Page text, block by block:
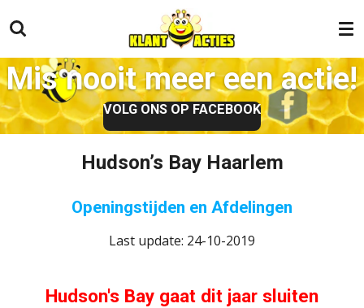
direct
naar
de
hoofdinhoud
Mis nooit meer een actie!
VOLG ONS OP FACEBOOK
Hudson’s Bay Haarlem
Openingstijden en Afdelingen
Last update: 24-10-2019
Hudson's Bay gaat dit jaar sluiten